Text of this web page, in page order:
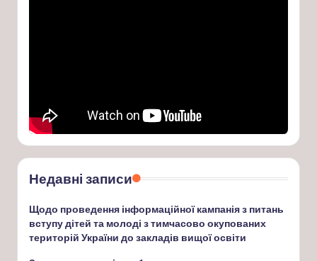
Недавні записи
Щодо проведення інформаційної кампанія з питань
вступу дітей та молоді з тимчасово окупованих
територій України до закладів вищої освіти